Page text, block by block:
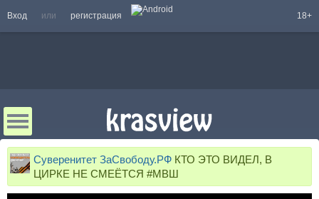
Вход или регистрация 18+
Суверенитет ЗаСвободу.РФ КТО ЭТО ВИДЕЛ, В
ЦИРКЕ НЕ СМЕЁТСЯ #МВШ